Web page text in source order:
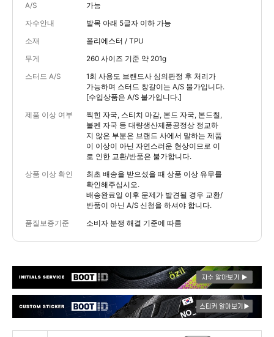
A/S 가능
자수안내 발목 아래 5글자 이하 가능
소재 폴리에스터 / TPU
무게 260 사이즈 기준 약 201g
스터드 A/S
1회 사용도 브랜드사 심의판정 후 처리가
가능하며 스터드 창갈이는 A/S 불가입니다.
[수입상품은 A/S 불가입니다.]
제품 이상 여부
찍힌 자국, 스티치 마감, 본드 자국, 본드칠,
볼펜 자국 등 대량생산제품공정상 정교하
지 않은 부분은 브랜드 사에서 말하는 제품
이 이상이 아닌 자연스러운 현상이므로 이
로 인한 교환/반품은 불가합니다.
상품 이상 확인
최초 배송을 받으셨을 때 상품 이상 유무를
확인해주십시오.
배송완료일 이후 문제가 발견될 경우 교환/
반품이 아닌 A/S 신청을 하셔야 합니다.
품질보증기준 소비자 분쟁 해결 기준에 따름